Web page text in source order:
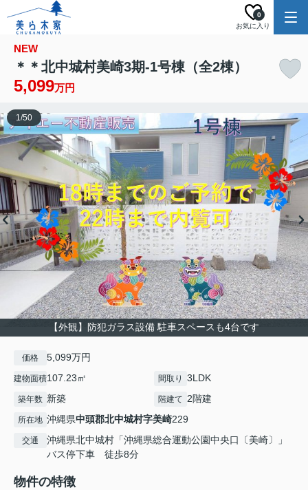
お気に入り
0
NEW
＊＊北中城村美崎3期-1号棟（全2棟）
5,099万円
【外観】防犯ガラス設備 駐車スペースも4台です
1/50
価格 5,099万円
建物面積107.23㎡ 間取り 3LDK
築年数 新築 階建て 2階建
所在地 沖縄県中頭郡北中城村字美崎229
交通
沖縄県北中城村「沖縄県総合運動公園中央口〔美崎〕」
バス停下車 徒歩8分
物件の特徴